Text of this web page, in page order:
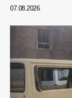
07.08.2026